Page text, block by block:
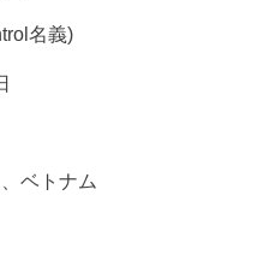
名義)
ベトナム